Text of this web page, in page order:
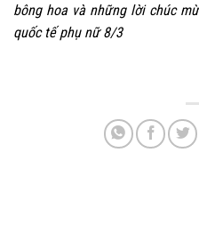
bông hoa và những lời chúc
quốc tế phụ nữ 8/3